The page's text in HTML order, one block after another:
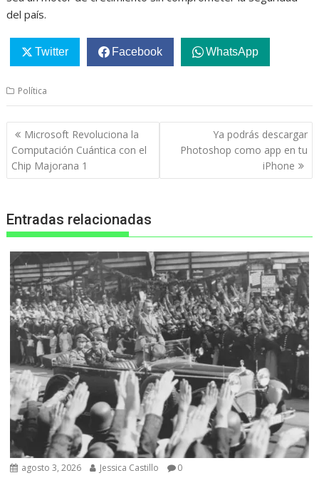
del país.
Twitter Facebook WhatsApp
Política
Navegación
de
entradas
Microsoft Revoluciona la
Computación Cuántica con el
Chip Majorana 1
Ya podrás descargar
Photoshop como app en tu
iPhone
Entradas relacionadas
agosto 3, 2026 Jessica Castillo 0